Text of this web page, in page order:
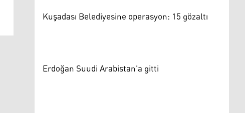
Kuşadası Belediyesine operasyon: 15 gözaltı
Erdoğan Suudi Arabistan'a gitti